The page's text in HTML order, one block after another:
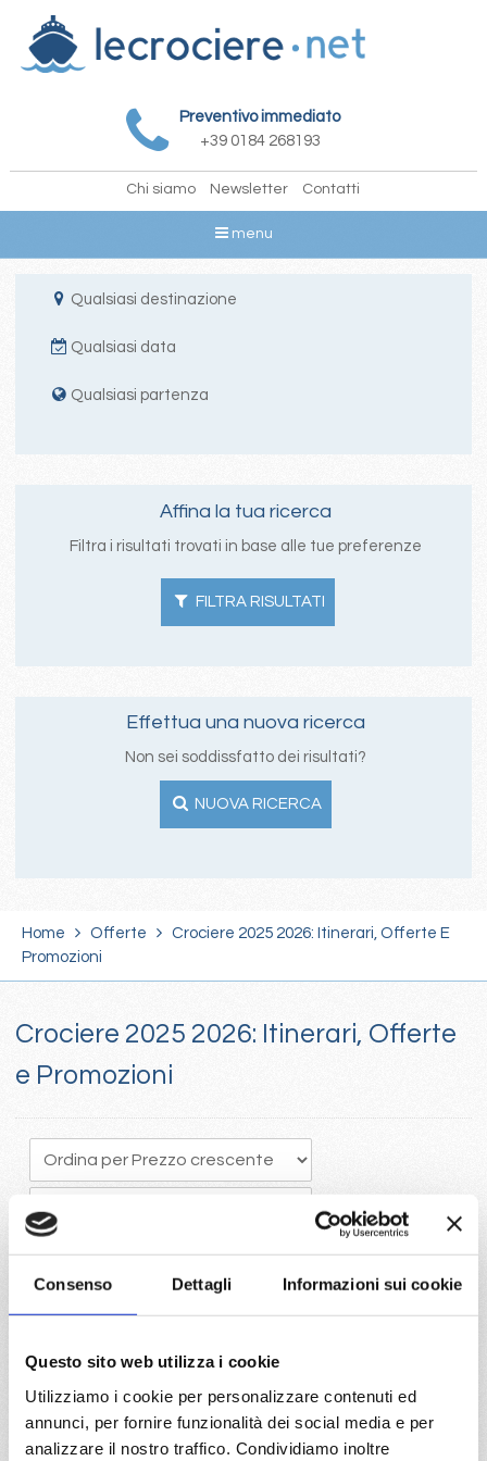
Consenso Dettagli Informazioni sui cookie
Questo sito web utilizza i cookie
Utilizziamo i cookie per personalizzare contenuti ed
annunci, per fornire funzionalità dei social media e per
analizzare il nostro traffico. Condividiamo inoltre
Preventivo immediato
+39 0184 268193
Chi siamo Newsletter Contatti
menu
Qualsiasi destinazione
Qualsiasi data
Qualsiasi partenza
Affina la tua ricerca
Filtra i risultati trovati in base alle tue preferenze
FILTRA RISULTATI
Effettua una nuova ricerca
Non sei soddissfatto dei risultati?
NUOVA RICERCA
Home Offerte
Crociere 2025 2026: Itinerari, Offerte E
Promozioni
Crociere 2025 2026: Itinerari, Offerte
e Promozioni
crociera porta vantaggi economici con la scelta della migliore
disponibilità
Visita il portale per trovare le crociere 2025 con Costa e Mc